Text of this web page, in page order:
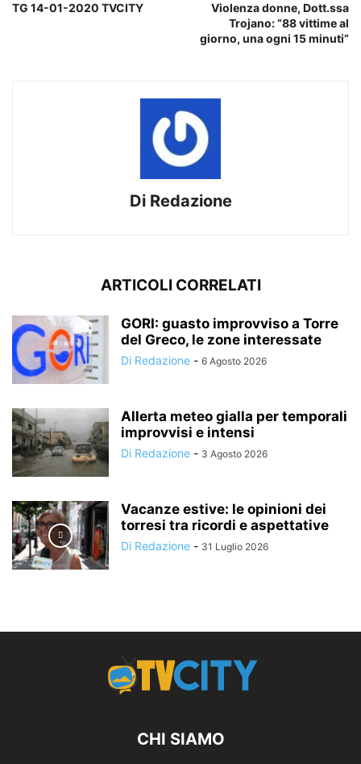
TG 14-01-2020 TVCITY
Violenza donne, Dott.ssa
Trojano: “88 vittime al
giorno, una ogni 15 minuti”
Di Redazione
ARTICOLI CORRELATI
GORI: guasto improvviso a Torre
del Greco, le zone interessate
Di Redazione - 6 Agosto 2026
Allerta meteo gialla per temporali
improvvisi e intensi
Di Redazione - 3 Agosto 2026
Vacanze estive: le opinioni dei
torresi tra ricordi e aspettative
Di Redazione - 31 Luglio 2026
CHI SIAMO